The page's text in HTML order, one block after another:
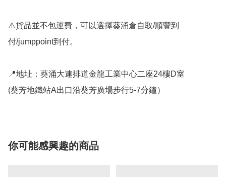
⚠️貨品並不包運費，可以選擇葵涌倉自取/順豐到
付/jumppoint到付。
📍地址：葵涌大連排道金龍工業中心二座24樓D室
(葵芳地鐵站A出口沿葵芳廣場步行5-7分鐘）
你可能感興趣的商品